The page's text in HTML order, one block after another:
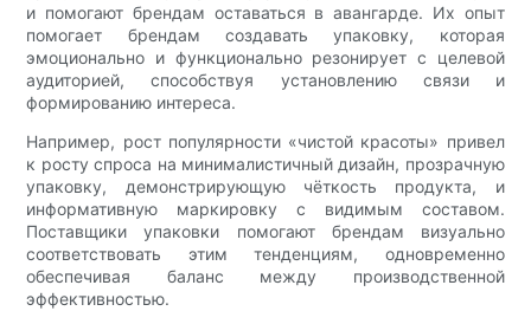
и помогают брендам оставаться в авангарде. Их опыт
помогает брендам создавать упаковку, которая
эмоционально и функционально резонирует с целевой
аудиторией, способствуя установлению связи и
формированию интереса.
Например, рост популярности «чистой красоты» привел
к росту спроса на минималистичный дизайн, прозрачную
упаковку, демонстрирующую чёткость продукта, и
информативную маркировку с видимым составом.
Поставщики упаковки помогают брендам визуально
соответствовать этим тенденциям, одновременно
обеспечивая баланс между производственной
эффективностью.